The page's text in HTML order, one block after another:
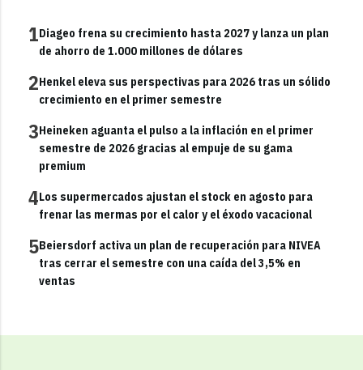
1Diageo frena su crecimiento hasta 2027 y lanza un plan
de ahorro de 1.000 millones de dólares
2Henkel eleva sus perspectivas para 2026 tras un sólido
crecimiento en el primer semestre
3Heineken aguanta el pulso a la inflación en el primer
semestre de 2026 gracias al empuje de su gama
premium
4Los supermercados ajustan el stock en agosto para
frenar las mermas por el calor y el éxodo vacacional
5Beiersdorf activa un plan de recuperación para NIVEA
tras cerrar el semestre con una caída del 3,5% en
ventas